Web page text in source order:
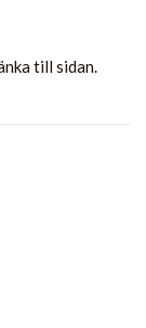
till sidan.